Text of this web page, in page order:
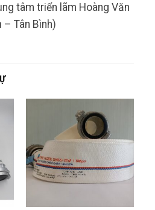
tâm triển lãm Hoàng Văn
– Tân Bình)